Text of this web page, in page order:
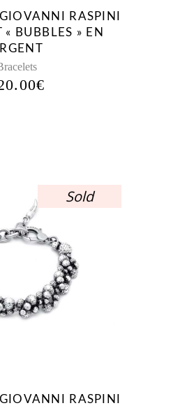
RASPINI
« BUBBLES » EN
€
Sold
RASPINI